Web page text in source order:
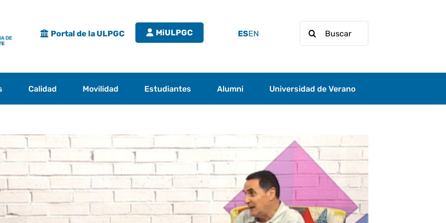
Portal de la ULPGC MiULPGC EN
ES
Calidad Movilidad Estudiantes Alumni Universidad de Verano